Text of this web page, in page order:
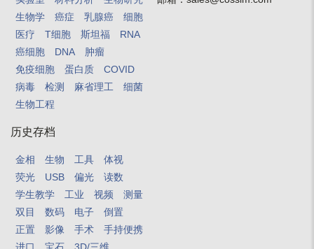
生物学
癌症 乳腺癌
细胞
医疗
T细胞 斯坦福
RNA
癌细胞
DNA
肿瘤
免疫细胞
蛋白质
COVID
病毒
检测 麻省理工
细菌
生物工程
历史存档
金相 生物 工具
体视
荧光
USB 偏光
读数
学生教学
工业 视频
测量
双目
数码 电子
倒置
正置
影像 手术
手持便携